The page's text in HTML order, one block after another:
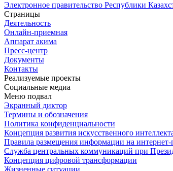
Электронное правительство Республики
Страницы
Деятельность
Онлайн-приемная
Аппарат акима
Пресс-центр
Документы
Контакты
Реализуемые проекты
Социальные медиа
Меню подвал
Экранный диктор
Термины и обозначения
Политика конфиденциальности
Концепция развития искусственного
Правила размещения информации на
Служба центральных коммуникаций при
Концепция цифровой трансформации